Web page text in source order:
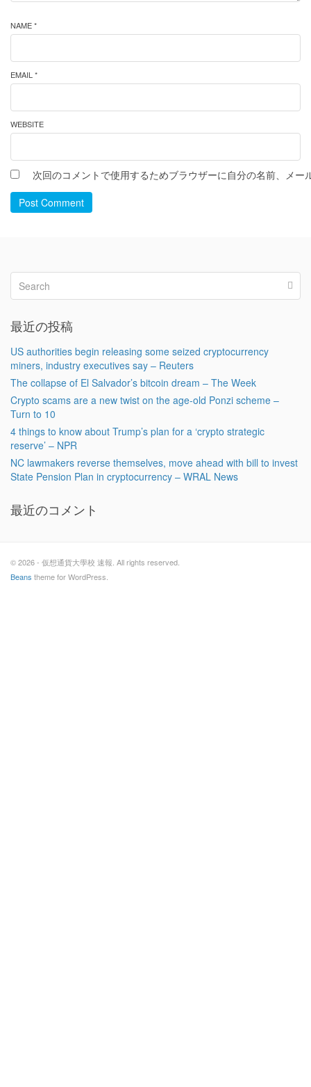
NAME *
EMAIL *
WEBSITE
次回のコメントで使用するためブラウザーに自分の名前、メー
Post Comment
最近の投稿
US authorities begin releasing some seized cryptocurrency
miners, industry executives say – Reuters
The collapse of El Salvador’s bitcoin dream – The Week
Crypto scams are a new twist on the age-old Ponzi scheme –
Turn to 10
4 things to know about Trump’s plan for a ‘crypto strategic
reserve’ – NPR
NC lawmakers reverse themselves, move ahead with bill to invest
State Pension Plan in cryptocurrency – WRAL News
最近のコメント
© 2026 - 仮想通貨大學校 速報. All rights reserved.
Beans theme for WordPress.